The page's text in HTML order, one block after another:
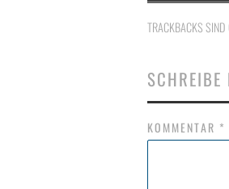
TRACKBACKS
SCHREIBE
KOMMENTAR *